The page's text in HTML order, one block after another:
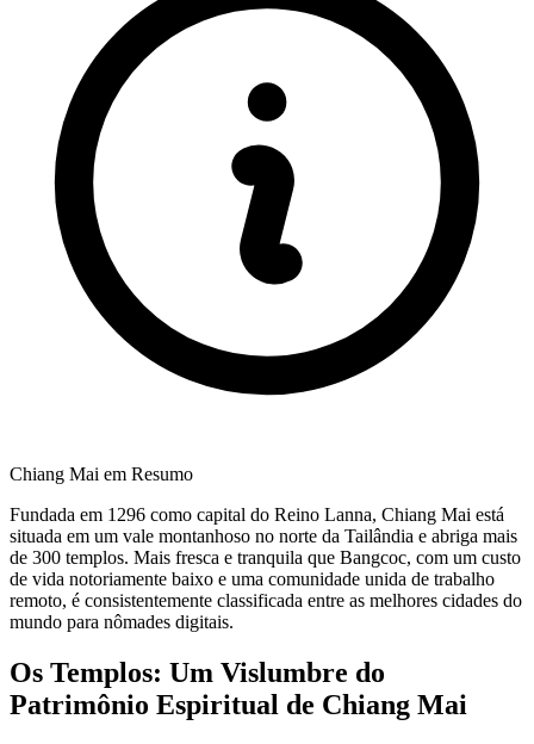
Chiang Mai em Resumo
Fundada em 1296 como capital do Reino Lanna, Chiang Mai está
situada em um vale montanhoso no norte da Tailândia e abriga mais
de 300 templos. Mais fresca e tranquila que Bangcoc, com um custo
de vida notoriamente baixo e uma comunidade unida de trabalho
remoto, é consistentemente classificada entre as melhores cidades do
mundo para nômades digitais.
Os Templos: Um Vislumbre do
Patrimônio Espiritual de Chiang Mai